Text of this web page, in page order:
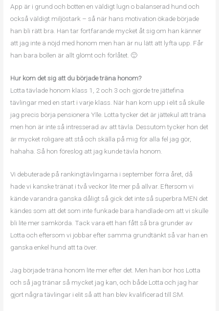
App är i grund och botten en väldigt lugn o balanserad hund och
också väldigt miljöstark – så när hans motivation ökade började
han bli rätt bra. Han tar fortfarande mycket åt sig om han känner
att jag inte ä nöjd med honom men han är nu lätt att lyfta upp. Får
han bara bollen är allt glömt och förlåtet. 🙂
Hur kom det sig att du började träna honom?
Lotta tävlade honom klass 1, 2 och 3 och gjorde tre jättefina
tävlingar med en start i varje klass. När han kom upp i elit så skulle
jag precis börja pensionera Ylle. Lotta tycker det är jättekul att träna
men hon är inte så intresserad av att tävla. Dessutom tycker hon det
är mycket roligare att stå och skälla på mig för alla fel jag gör,
hahaha. Så hon föreslog att jag kunde tävla honom.
Vi debuterade på rankingtävlingarna i september förra året, då
hade vi kanske tränat i två veckor lite mer på allvar. Eftersom vi
kände varandra ganska dåligt så gick det inte så superbra MEN det
kändes som att det som inte funkade bara handlade om att vi skulle
bli lite mer samkörda. Tack vara ett han fått så bra grunder av
Lotta och eftersom vi jobbar efter samma grundtänkt så var han en
ganska enkel hund att ta över.
Jag började träna honom lite mer efter det. Men han bor hos Lotta
och så jag tränar så mycket jag kan, och både Lotta och jag har
gjort några tävlingar i elit så att han blev kvalificerad till SM.